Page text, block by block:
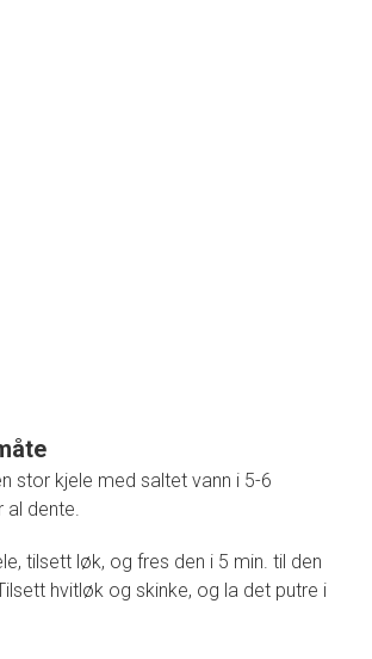
stor kjele med saltet vann i 5-6
al dente.
tilsett løk, og fres den i 5 min. til den
hvitløk og skinke, og la det putre i